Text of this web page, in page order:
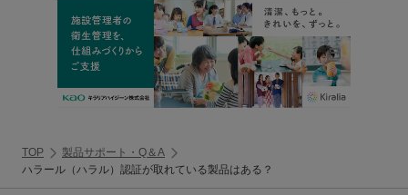
TOP
製品サポート・Q＆A
ハラール（ハラル）認証が取れている製品はある？